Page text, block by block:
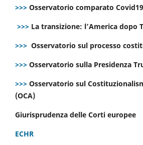
>>> Osservatorio comparato Covid19
>>> La transizione: l’America dopo
>>> Osservatorio sul processo
>>> Osservatorio sulla Presidenza
>>> Osservatorio sul
(OCA)
Giurisprudenza delle Corti europee
ECHR